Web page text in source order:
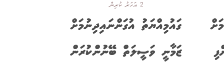
2 އަހަރު ކުރިން
ގައުމިއްޔަތު އުގަންނައިދިނުމަށް
ޒަމާނީ ވަސީލަތް ބޭނުންކުރަން